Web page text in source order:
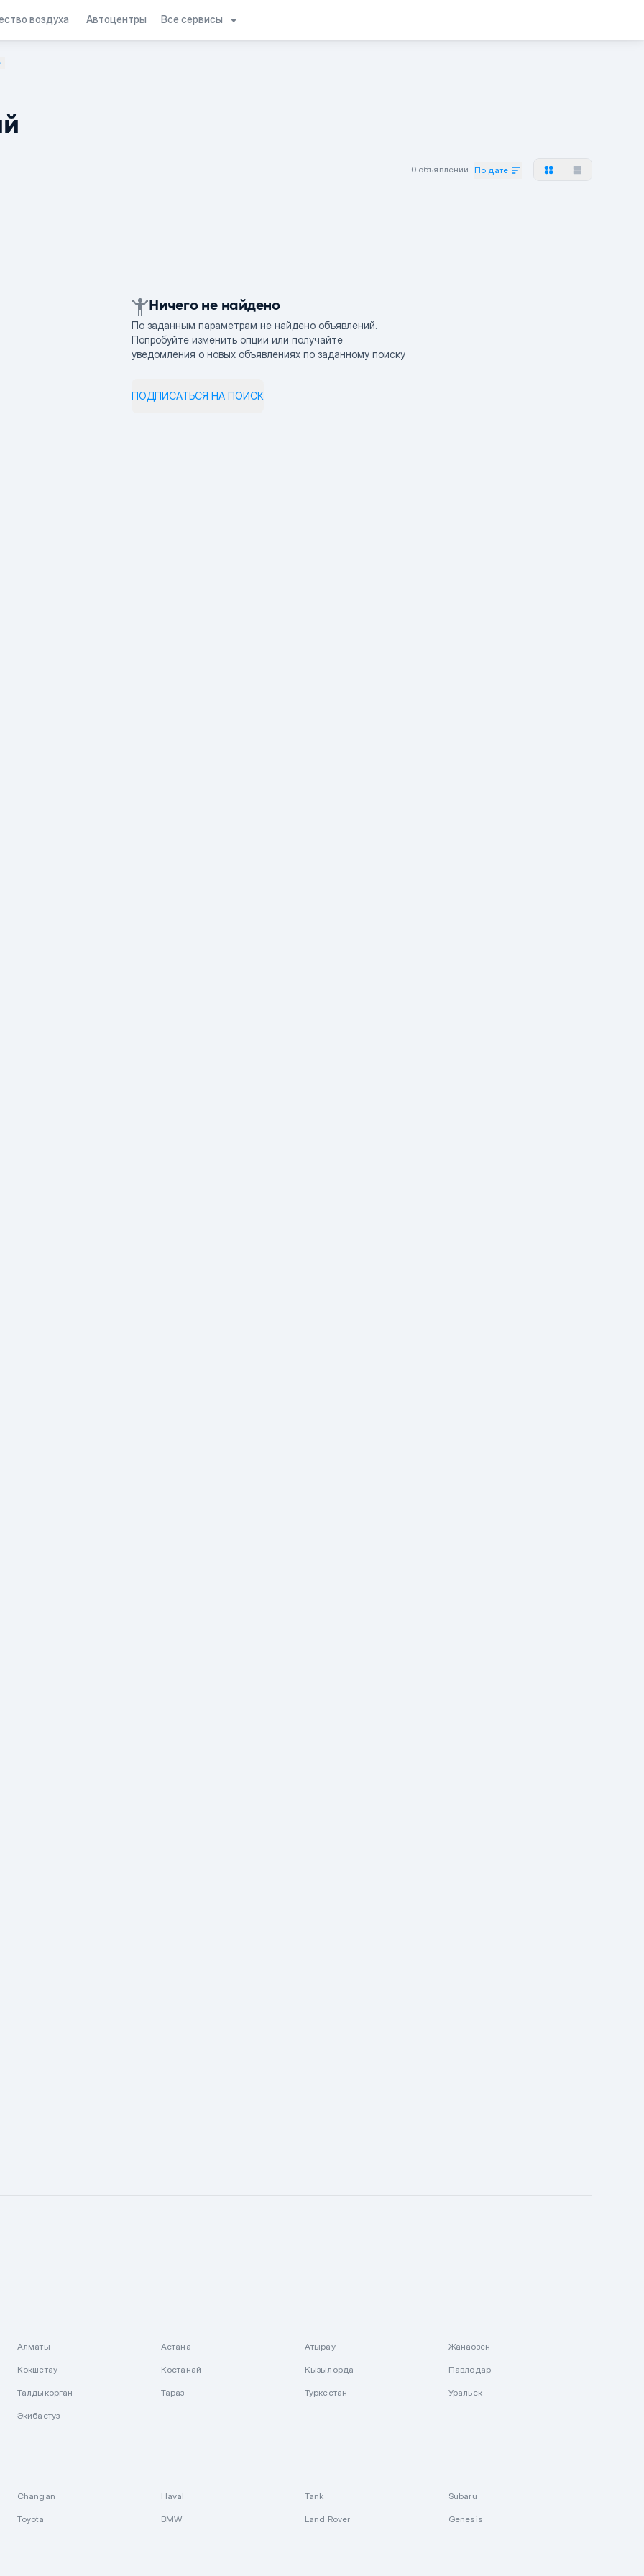
воздуха Автоцентры Все сервисы
0 объявлений По дате
Ничего не найдено
По заданным параметрам не найдено объявлений.
Попробуйте изменить опции или получайте
уведомления о новых объявлениях по заданному поиску
ПОДПИСАТЬСЯ НА ПОИСК
Алматы Астана Атырау Жанаозен
Кокшетау Костанай Кызылорда Павлодар
Талдыкорган Тараз Туркестан Уральск
Экибастуз
Changan Haval Tank Subaru
Toyota BMW Land Rover Genesis